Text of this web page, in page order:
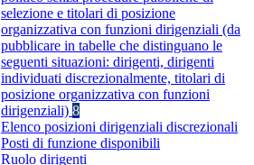
selezione e titolari di posizione
organizzativa con funzioni dirigenziali (da
pubblicare in tabelle che distinguano le
seguenti situazioni: dirigenti, dirigenti
individuati discrezionalmente, titolari di
posizione organizzativa con funzioni
dirigenziali) 8
Elenco posizioni dirigenziali discrezionali
Posti di funzione disponibili
Ruolo dirigenti